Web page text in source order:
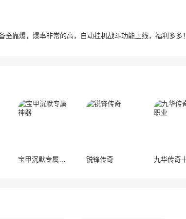
靠爆，爆率非常的高，自动挂机战斗功能上线，福利多多！
锐锋传奇